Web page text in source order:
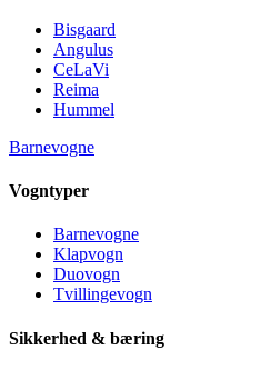
Bisgaard
Angulus
CeLaVi
Reima
Hummel
Barnevogne
Vogntyper
Barnevogne
Klapvogn
Duovogn
Tvillingevogn
Sikkerhed & bæring